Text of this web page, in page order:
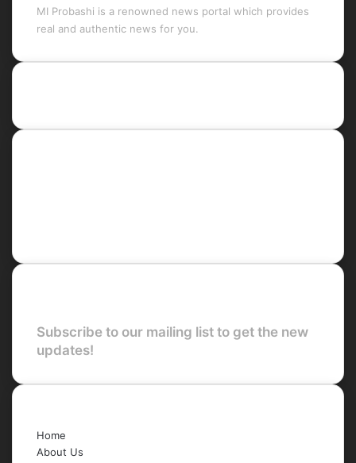
MI Probashi is a renowned news portal which provides
real and authentic news for you.
Subscribe to our mailing list to get the new
updates!
Home
About Us